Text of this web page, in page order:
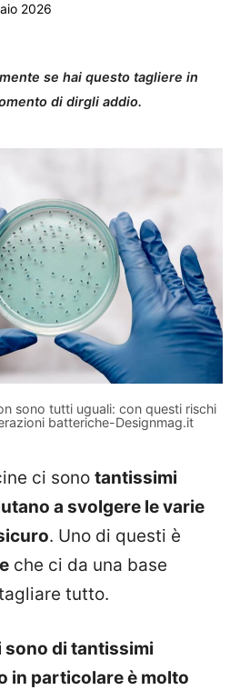
2026
se hai questo tagliere in
di dirgli addio.
sono tutti uguali: con questi rischi
batteriche-Designmag.it
ci sono tantissimi
a svolgere le varie
. Uno di questi è
che ci da una base
tutto.
sono di tantissimi
in particolare è molto